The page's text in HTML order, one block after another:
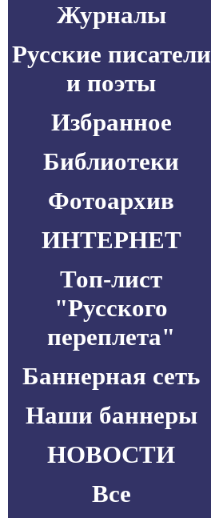
Журналы
Русские писатели
и поэты
Избранное
Библиотеки
Фотоархив
ИНТЕРНЕТ
Топ-лист
"Русского
переплета"
Баннерная сеть
Наши баннеры
НОВОСТИ
Все